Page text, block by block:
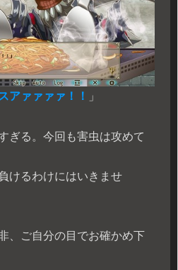
アァァァァ！！ 」
ぎる。今回も害虫は攻めて
けるわけにはいきませ
、ご自分の目でお確かめ下